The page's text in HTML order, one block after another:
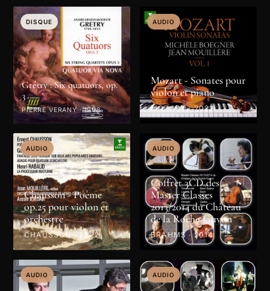
DISQUE
DISQUE
DISQUE
Grétry : Six quatuors, op.
3
PIERRE VERANY · 1998
AUDIO
Mozart - Sonates pour
violon et piano
MOZART · 2022
AUDIO
Chausson - Poème
op.25 pour violon et
orchestre
CHAUSSON · 2022
AUDIO
Coffret 3CD des
Master Classes
2013/2014 du Château
de la Roche-Guyon
BRAHMS · 2014
AUDIO AUDIO